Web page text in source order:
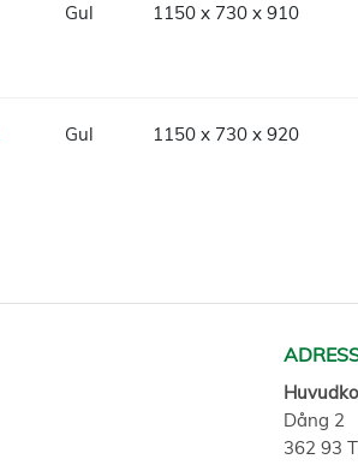
Gul 1150 x 730 x 910
Gul 1150 x 730 x 920
Dång 2
362 93